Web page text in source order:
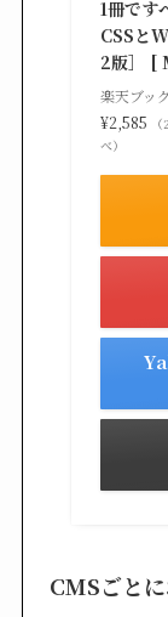
1冊で
CSSと
2版］ [
楽天ブッ
¥2,585
べ）
CMSごと